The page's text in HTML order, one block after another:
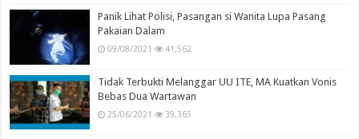
Panik Lihat Polisi, Pasangan si Wanita Lupa Pasang
Pakaian Dalam
09/08/2021 41,562
Tidak Terbukti Melanggar UU ITE, MA Kuatkan Vonis
Bebas Dua Wartawan
25/06/2021 39,365